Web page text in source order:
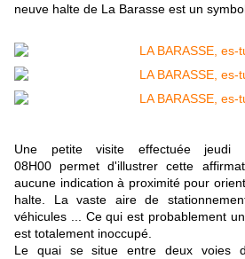
neuve halte de La Barasse est un
Une petite visite effectuée
08H00 permet d'illustrer cette
aucune indication à proximité pour
halte. La vaste aire de
véhicules ... Ce qui est probablement
est totalement inoccupé.
Le quai se situe entre deux voies